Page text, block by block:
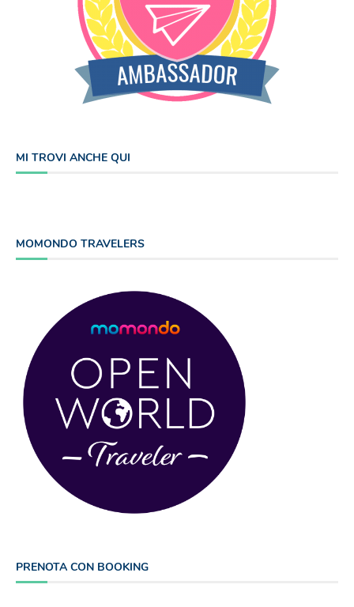
MI TROVI ANCHE QUI
MOMONDO TRAVELERS
PRENOTA CON BOOKING